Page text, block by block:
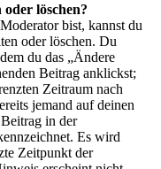
löschen?
bist, kannst du
oder löschen. Du
du das „Ändere
Beitrag anklickst;
Zeitraum nach
jemand auf deinen
in der
Es wird
Zeitpunkt der